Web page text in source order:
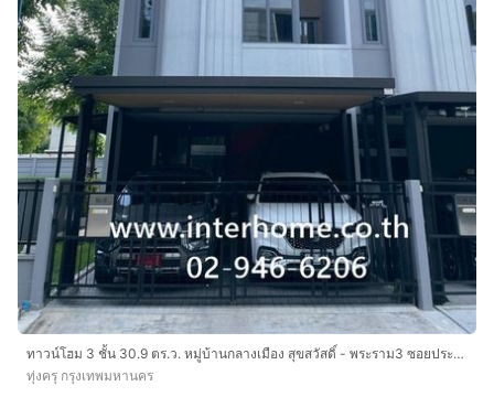
ทาวน์โฮม 3 ชั้น 30.9 ตร.ว. หมู่บ้านกลางเมือง สุขสวัสดิ์ - พระราม3 ซอยประชาอุทิศ60 ถนนประชาอุทิศ เขตทุ่งครุ กรุงเทพมหานคร
ทุ่งครุ กรุงเทพมหานคร